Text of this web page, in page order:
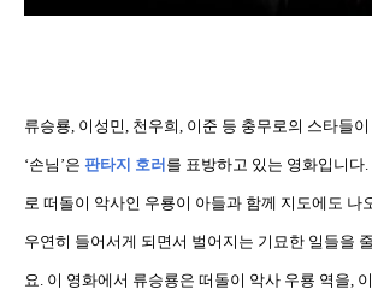
류승룡 이성민 천우희 이준 등 충무로의 스타들
‘손님 ’은 판타지 호러를 표방하고 있는 영화입니다
로 떠돌이 악사인 우룡이 아들과 함께 지도에도 나
우연히 들어서게 되면서 벌어지는 기묘한 일들을
요 이 영화에서 류승룡은 떠돌이 악사 우룡 역을